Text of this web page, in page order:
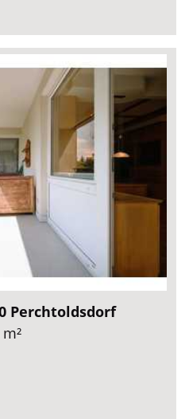
Perchtoldsdorf